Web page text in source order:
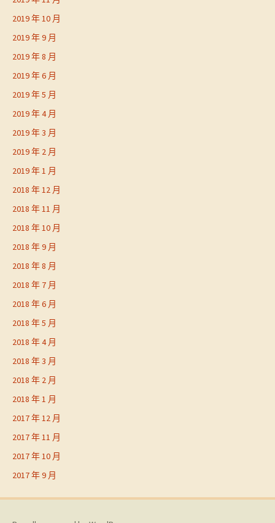
2019 年 10 月
2019 年 9 月
2019 年 8 月
2019 年 6 月
2019 年 5 月
2019 年 4 月
2019 年 3 月
2019 年 2 月
2019 年 1 月
2018 年 12 月
2018 年 11 月
2018 年 10 月
2018 年 9 月
2018 年 8 月
2018 年 7 月
2018 年 6 月
2018 年 5 月
2018 年 4 月
2018 年 3 月
2018 年 2 月
2018 年 1 月
2017 年 12 月
2017 年 11 月
2017 年 10 月
2017 年 9 月